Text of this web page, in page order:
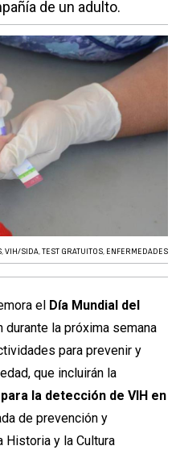
de un adulto.
,VIH/SIDA,TEST GRATUITOS, ENFERMEDADES
el Día Mundial del
durante la próxima semana
para prevenir y
que incluirán la
la detección de VIH en
de prevención y
Historia y la Cultura